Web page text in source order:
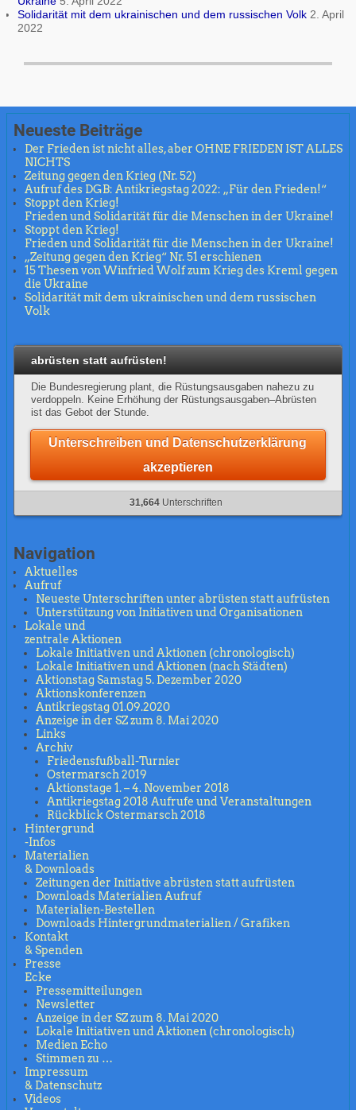
Solidarität mit dem ukrainischen und dem russischen Volk 2. April
2022
Neueste Beiträge
Der Frieden ist nicht alles, aber OHNE FRIEDEN IST ALLES
NICHTS
Zeitung gegen den Krieg (Nr. 52)
Aufruf des DGB: Antikriegstag 2022: „Für den Frieden!“
Stoppt den Krieg!
Frieden und Solidarität für die Menschen in der Ukraine!
Stoppt den Krieg!
Frieden und Solidarität für die Menschen in der Ukraine!
„Zeitung gegen den Krieg“ Nr. 51 erschienen
15 Thesen von Winfried Wolf zum Krieg des Kreml gegen
die Ukraine
Solidarität mit dem ukrainischen und dem russischen
Volk
abrüsten statt aufrüsten!
Die Bundesregierung plant, die Rüstungsausgaben nahezu zu
verdoppeln. Keine Erhöhung der Rüstungsausgaben–Abrüsten
ist das Gebot der Stunde.
Unterschreiben und Datenschutzerklärung
akzeptieren
31,664 Unterschriften
Navigation
Aktuelles
Aufruf
Neueste Unterschriften unter abrüsten statt aufrüsten
Unterstützung von Initiativen und Organisationen
Lokale und
zentrale Aktionen
Lokale Initiativen und Aktionen (chronologisch)
Lokale Initiativen und Aktionen (nach Städten)
Aktionstag Samstag 5. Dezember 2020
Aktionskonferenzen
Antikriegstag 01.09.2020
Anzeige in der SZ zum 8. Mai 2020
Links
Archiv
Friedensfußball-Turnier
Ostermarsch 2019
Aktionstage 1. – 4. November 2018
Antikriegstag 2018 Aufrufe und Veranstaltungen
Rückblick Ostermarsch 2018
Hintergrund
-Infos
Materialien
& Downloads
Zeitungen der Initiative abrüsten statt aufrüsten
Downloads Materialien Aufruf
Materialien-Bestellen
Downloads Hintergrundmaterialien / Grafiken
Kontakt
& Spenden
Presse
Ecke
Pressemitteilungen
Newsletter
Anzeige in der SZ zum 8. Mai 2020
Lokale Initiativen und Aktionen (chronologisch)
Medien Echo
Stimmen zu …
Impressum
& Datenschutz
Videos